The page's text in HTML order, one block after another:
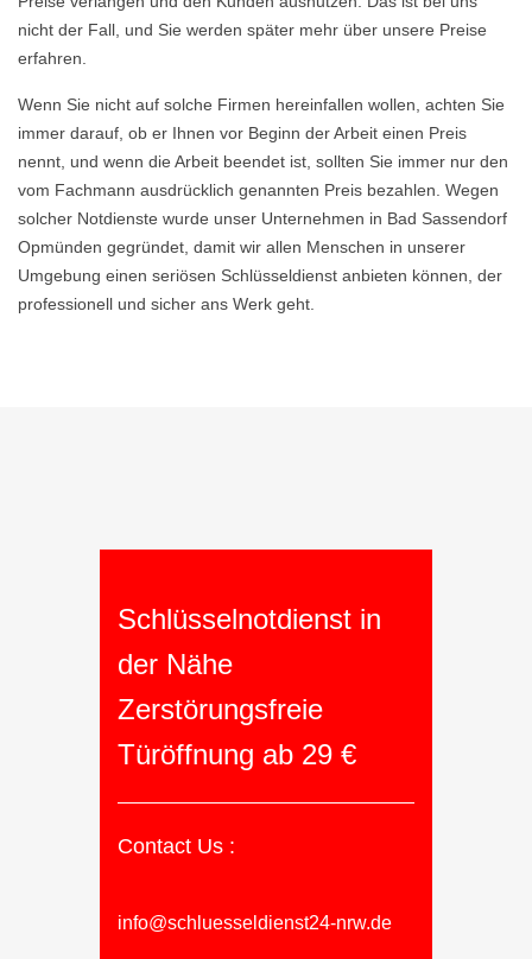
nicht der Fall, und Sie werden später mehr über unsere Preise
erfahren.
Wenn Sie nicht auf solche Firmen hereinfallen wollen, achten Sie
immer darauf, ob er Ihnen vor Beginn der Arbeit einen Preis
nennt, und wenn die Arbeit beendet ist, sollten Sie immer nur den
vom Fachmann ausdrücklich genannten Preis bezahlen. Wegen
solcher Notdienste wurde unser Unternehmen in Bad Sassendorf
Opmünden gegründet, damit wir allen Menschen in unserer
Umgebung einen seriösen Schlüsseldienst anbieten können, der
professionell und sicher ans Werk geht.
Schlüsselnotdienst in
der Nähe
Zerstörungsfreie
Türöffnung ab 29 €
Contact Us :
info@schluesseldienst24-nrw.de